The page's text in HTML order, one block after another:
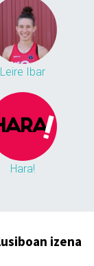
Leire Ibar
Hara!
izena